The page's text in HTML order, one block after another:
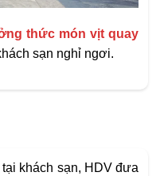
thức món vịt quay
sạn nghỉ ngơi.
khách sạn, HDV đưa